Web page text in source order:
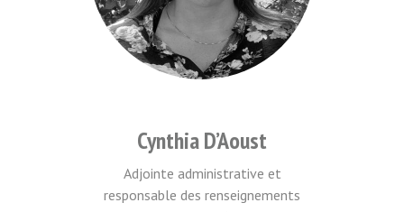
Cynthia D’Aoust
Adjointe administrative et
responsable des renseignements